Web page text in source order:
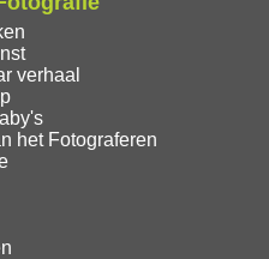
verhaal
het Fotograferen